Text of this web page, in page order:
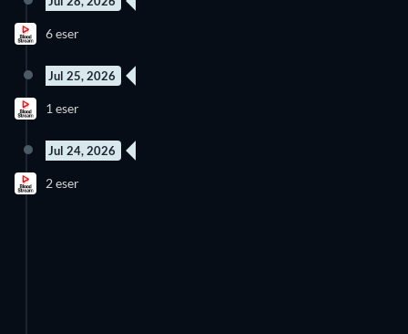
6 eser
Jul 25, 2026
1 eser
Jul 24, 2026
2 eser